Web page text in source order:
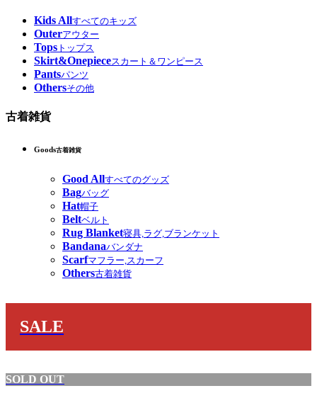
Kids Allすべてのキッズ
Outerアウター
Tops トップス
Skirt&Onepieceスカート＆ワンピース
Pantsパンツ
Othersその他
古着雑貨
Goods古着雑貨
Good Allすべてのグッズ
Bagバッグ
Hat帽子
Beltベルト
Rug Blanket寝具,ラグ,ブランケット
Bandanaバンダナ
Scarfマフラー,スカーフ
Others古着雑貨
SALE
SOLD OUT